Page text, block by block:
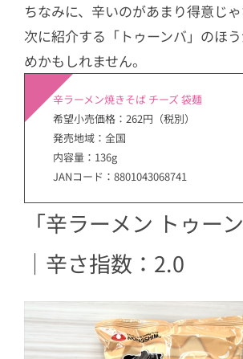
ちなみに、辛いのがあまり得意じゃ
次に紹介する「トゥーンバ」のほ
めかもしれません。
辛ラーメン焼きそば チーズ 袋麺
希望小売価格：262円（税別）
発売地域：全国
内容量：136g
JANコード：8801043068741
「辛ラーメン トゥー
｜辛さ指数：2.0